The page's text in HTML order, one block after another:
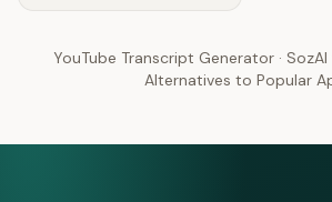
YouTube Transcript Generator·
Alternatives to Popular